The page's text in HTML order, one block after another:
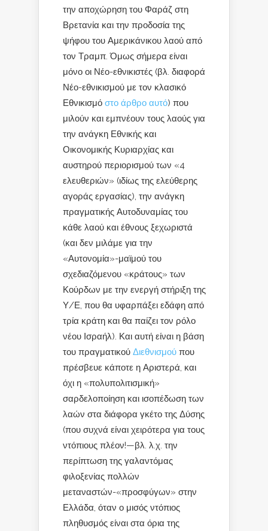
την αποχώρηση του Φαράζ στη
Βρετανία και την προδοσία της
ψήφου του Αμερικάνικου λαού από
τον Τραμπ. Όμως σήμερα είναι
μόνο οι Νέο-εθνικιστές (βλ. διαφορά
Νέο-εθνικισμού με τον κλασικό
Εθνικισμό στο άρθρο αυτό) που
μιλούν και εμπνέουν τους λαούς για
την ανάγκη Εθνικής και
Οικονομικής Κυριαρχίας και
αυστηρού περιορισμού των «4
ελευθεριών» (ιδίως της ελεύθερης
αγοράς εργασίας), την ανάγκη
πραγματικής Αυτοδυναμίας του
κάθε λαού και έθνους ξεχωριστά
(και δεν μιλάμε για την
«Αυτονομία»-μαϊμού του
σχεδιαζόμενου «κράτους» των
Κούρδων με την ενεργή στήριξη της
Υ/Ε, που θα υφαρπάξει εδάφη από
τρία κράτη και θα παίζει τον ρόλο
νέου Ισραήλ). Και αυτή είναι η βάση
του πραγματικού Διεθνισμού που
πρέσβευε κάποτε η Αριστερά, και
όχι η «πολυπολιτισμική»
σαρδελοποίηση και ισοπέδωση των
λαών στα διάφορα γκέτο της Δύσης
(που συχνά είναι χειρότερα για τους
ντόπιους πλέον!—βλ. λ.χ. την
περίπτωση της γαλαντόμας
φιλοξενίας πολλών
μεταναστών-«προσφύγων» στην
Ελλάδα, όταν ο μισός ντόπιος
πληθυσμός είναι στα όρια της